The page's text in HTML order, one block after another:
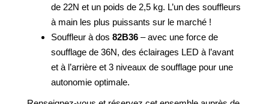
de 22N et un poids de 2,5 kg. L’un des souffleurs
à main les plus puissants sur le marché !
Souffleur à dos 82B36 – avec une force de
soufflage de 36N, des éclairages LED à l’avant
et à l’arrière et 3 niveaux de soufflage pour une
autonomie optimale.